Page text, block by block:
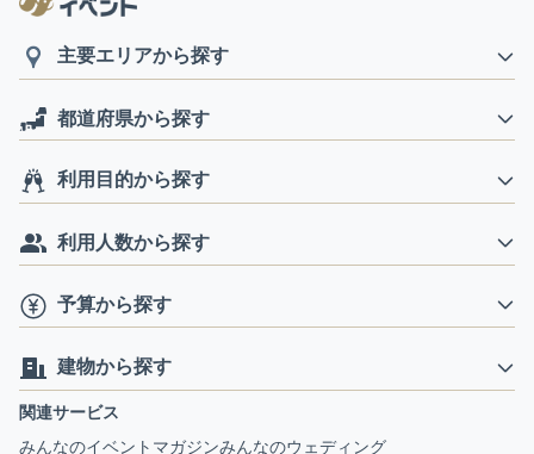
主要エリアから探す
都道府県から探す
利用目的から探す
利用人数から探す
予算から探す
建物から探す
関連サービス
みんなのイベントマガジンみんなのウェディング